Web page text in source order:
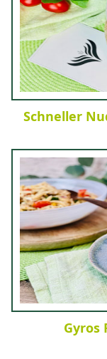
Schneller
Gyros